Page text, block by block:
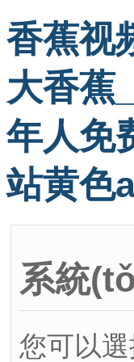
香蕉视
大香蕉
年人免
站黄色
系統
您可以